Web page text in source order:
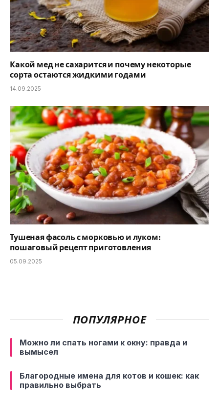
Какой мед не сахарится и почему некоторые
сорта остаются жидкими годами
14.09.2025
Тушеная фасоль с морковью и луком:
пошаговый рецепт приготовления
05.09.2025
ПОПУЛЯРНОЕ
Можно ли спать ногами к окну: правда и
вымысел
Благородные имена для котов и кошек: как
правильно выбрать